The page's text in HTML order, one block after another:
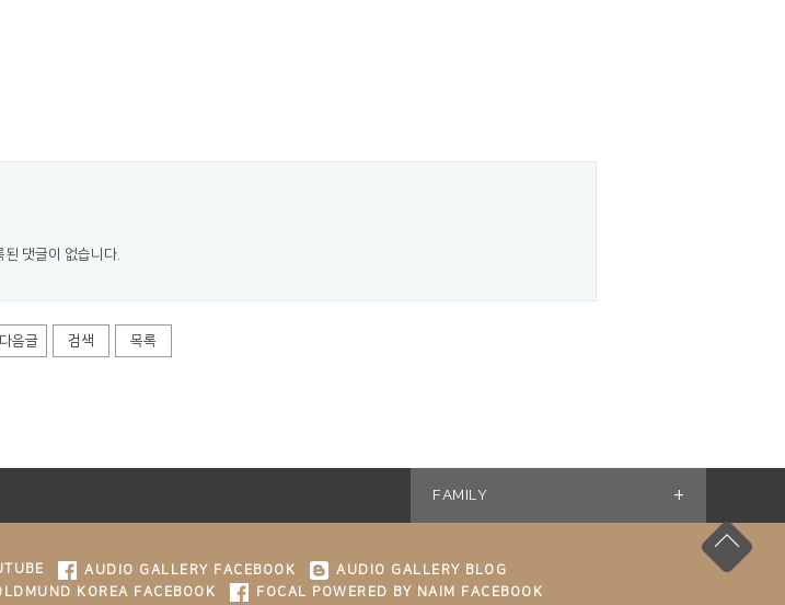
된 댓글이 없습니다.
다음글 검색 목록
FAMILY +
AUDIO GALLERY FACEBOOK
AUDIO GALLERY BLOG
KOREA FACEBOOK FOCAL POWERED BY NAIM FACEBOOK